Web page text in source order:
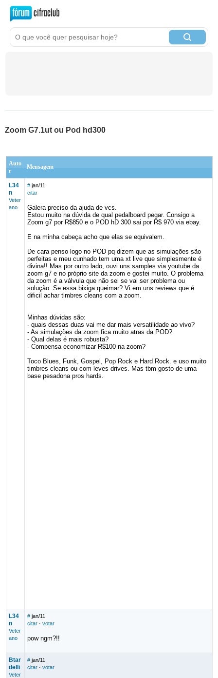
Zoom G7.1ut ou Pod hd300
Auto
r
Mensagem
L34
n
Veter
ano
# jan/11
citar
Galera preciso da ajuda de vcs.
Estou muito na dúvida de qual pedalboard pegar. Consigo a
Zoom g7 por R$850 e o POD hD 300 sai por R$ 970 via ebay.
E na minha cabeça acho que elas se equivalem.
De cara penso logo no POD pq dizem que as simulações são
perfeitas e meu cunhado tem uma xt live que simplesmente é
divina!! Mas por outro lado, ouvi uns samples via youtube da
zoom g7 e no próprio site da zoom e gostei muito. O problema
da zoom é a válvula que não sei se vai ser problema ou
solução. Se essa bixiga queimar? Vi em uns reviews que é
dificil achar timbres cleans com a zoom.
Minhas dúvidas são:
- quais dessas duas vai me dar mais versatilidade ao vivo?
- As simulações da zoom fica muito atras da POD?
- Qual delas é mais robusta?
- Compensa economizar R$100 na zoom?
Toco Blues, Funk, Gospel, Pop Rock e Hard Rock. e uso muito
timbres cleans ou com leves drives. Mas tbm gosto de uma
base pesadona pros hards.
L34
n
Veter
ano
# jan/11
citar· votar
pow ngm?!!
Btar
delli
Veter
# jan/11
citar· votar